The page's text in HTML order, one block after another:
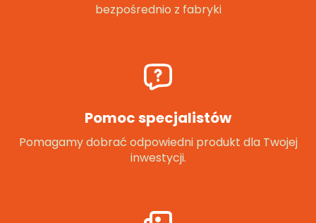
bezpośrednio z fabryki
Pomoc specjalistów
Pomagamy dobrać odpowiedni produkt dla Twojej
inwestycji.